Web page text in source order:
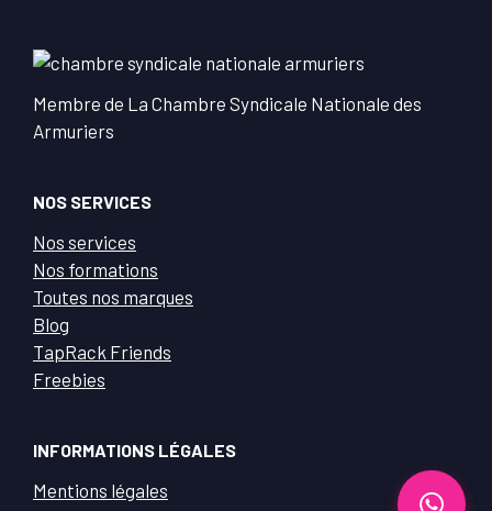
Membre de La Chambre Syndicale Nationale des
Armuriers
NOS SERVICES
Nos services
Nos formations
Toutes nos marques
Blog
TapRack Friends
Freebies
INFORMATIONS LÉGALES
Mentions légales